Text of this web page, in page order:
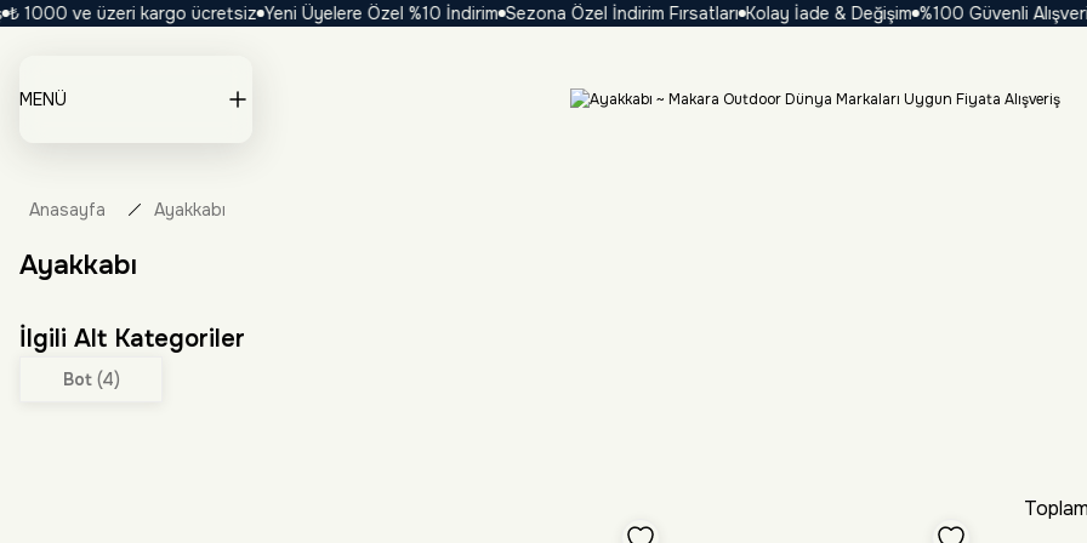
ve üzeri kargo ücretsiz Yeni Üyelere Özel %10 İndirim Sezona Özel İndirim Fırsatları Kolay İade & Değişim %100 Güvenli Alışveriş ₺
MENÜ
Anasayfa Ayakkabı
Ayakkabı
İlgili Alt Kategoriler
Bot (4)